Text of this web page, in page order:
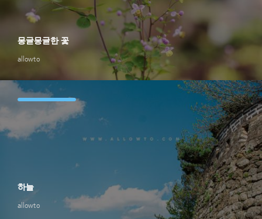
allowto
몽글몽글한 꽃
allowto
하늘